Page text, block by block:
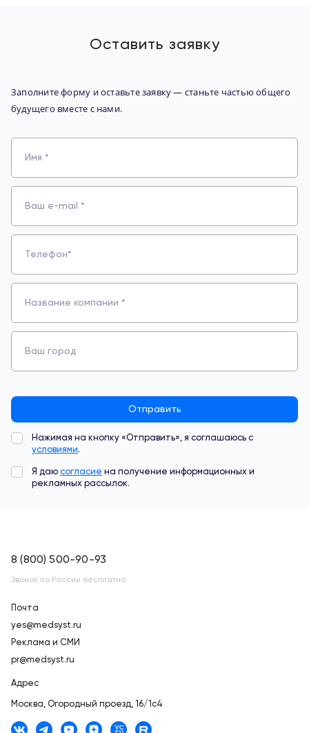
Оставить заявку
Заполните форму и оставьте заявку — станьте частью общего
будущего вместе с нами.
Имя *
Ваш е-mail *
Телефон*
Название компании *
Ваш город
Отправить
Нажимая на кнопку «Отправить», я соглашаюсь с
условиями.
Я даю согласие на получение информационных и
рекламных рассылок.
8 (800) 500-90-93
Звонок по России бесплатно
Почта
yes@medsyst.ru
Реклама и СМИ
pr@medsyst.ru
Адрес
Москва, Огородный проезд, 16/1с4